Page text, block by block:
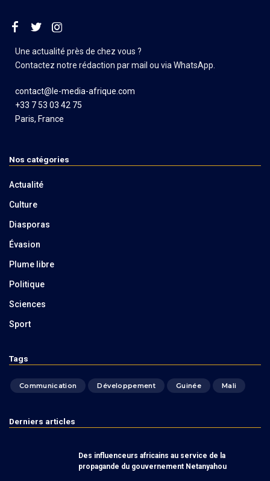
Une actualité près de chez vous ?
Contactez notre rédaction par mail ou via WhatsApp.
contact@le-media-afrique.com
+33 7 53 03 42 75
Paris, France
Nos catégories
Actualité
Culture
Diasporas
Évasion
Plume libre
Politique
Sciences
Sport
Tags
Communication Développement Guinée Mali
Derniers articles
Des influenceurs africains au service de la
propagande du gouvernement Netanyahou